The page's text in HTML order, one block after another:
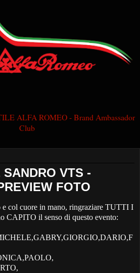
ALFA ROMEO - Brand Ambassador
Club
VTS -
FOTO
e col cuore in mano, ringraziare TUTTI I
CAPITO il senso di questo evento: